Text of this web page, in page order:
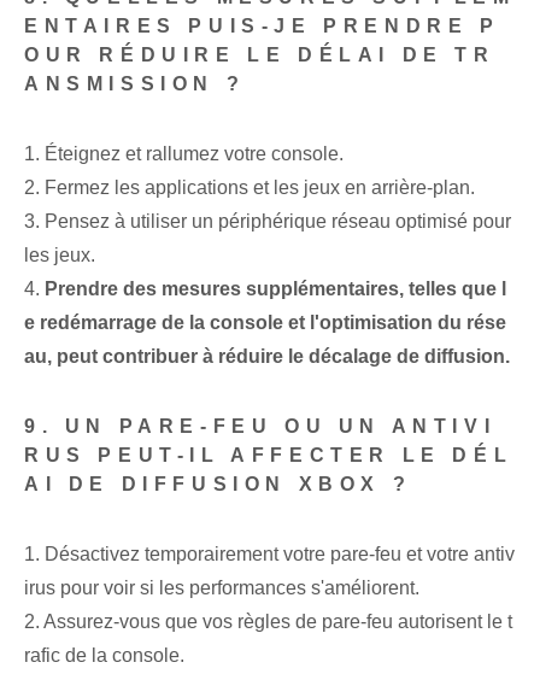
ENTAIRES PUIS-JE PRENDRE P
OUR RÉDUIRE LE DÉLAI DE TR
ANSMISSION ?
1. Éteignez et rallumez votre console.
2. Fermez les applications et les jeux en arrière-plan.
3. Pensez à utiliser un périphérique réseau optimisé pour
les jeux.
4. Prendre des mesures supplémentaires, telles que l
e redémarrage de la console et l'optimisation du rése
au, peut contribuer à réduire le décalage de diffusion.
9. UN PARE-FEU OU UN ANTIVI
RUS PEUT-IL AFFECTER LE DÉL
AI DE DIFFUSION XBOX ?
1. Désactivez temporairement votre pare-feu et votre antiv
irus pour voir si les performances s'améliorent.
2. Assurez-vous que vos règles de pare-feu autorisent le t
rafic de la console.